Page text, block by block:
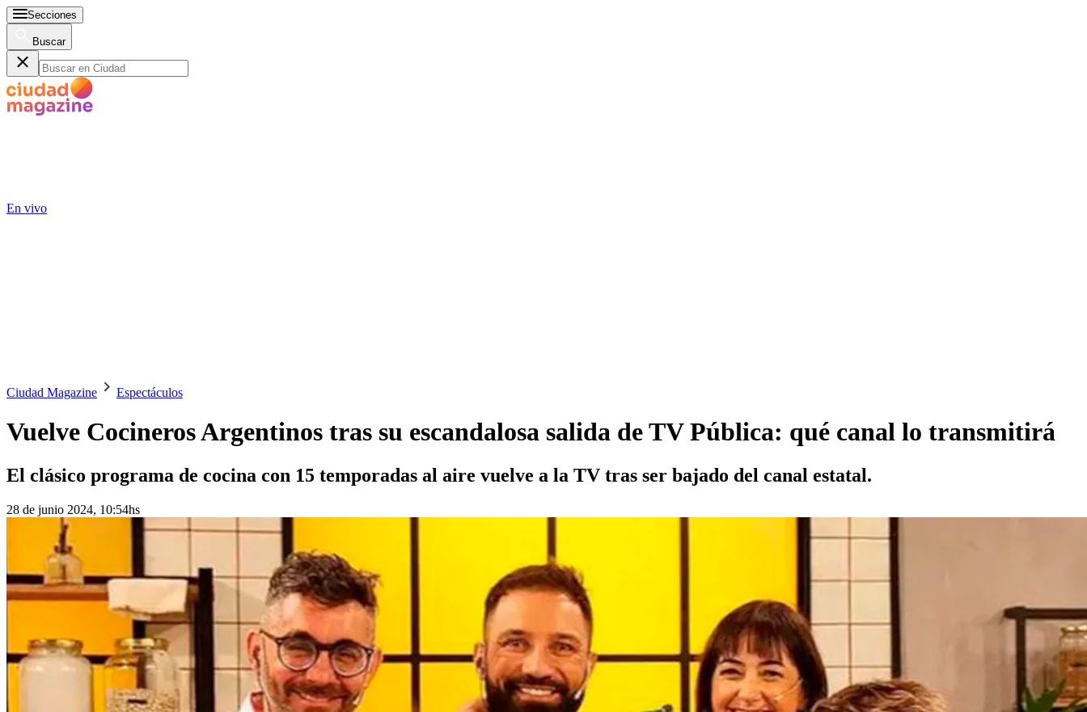
Secciones
Buscar
En vivo
Ciudad Magazine Espectáculos
Vuelve Cocineros Argentinos tras su escandalosa salida de TV Pública: qué canal lo transmitirá
El clásico programa de cocina con 15 temporadas al aire vuelve a la TV tras ser bajado del canal estatal.
28 de junio 2024, 10:54hs